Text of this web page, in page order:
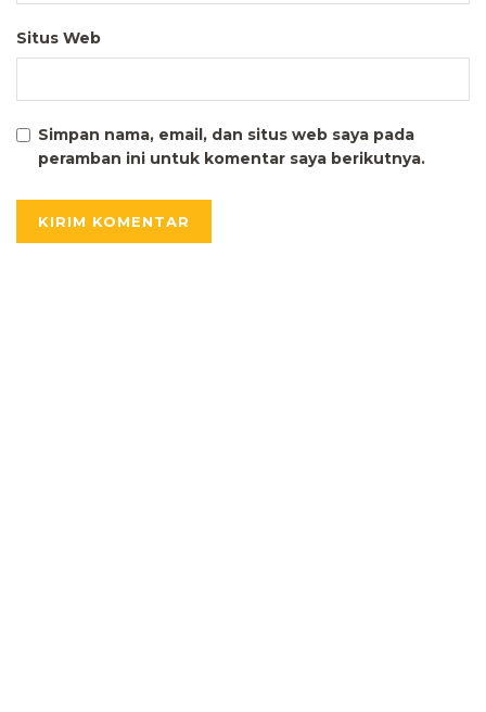
Situs Web
Simpan nama, email, dan situs web saya pada
peramban ini untuk komentar saya berikutnya.